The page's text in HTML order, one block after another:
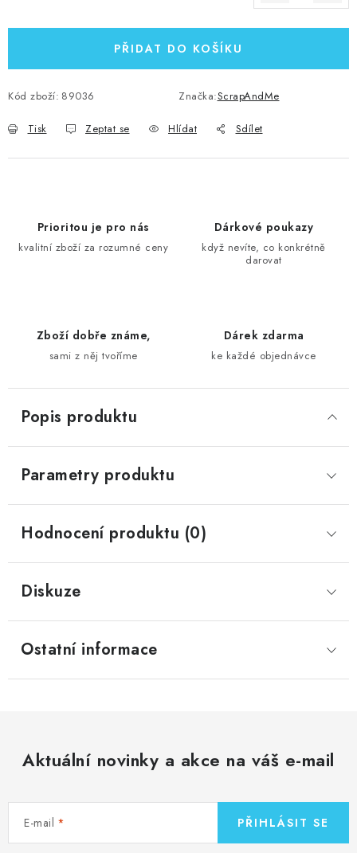
PŘIDAT DO KOŠÍKU
Kód zboží: 89036 Značka:ScrapAndMe
Tisk Zeptat se Hlídat Sdílet
Prioritou je pro nás
kvalitní zboží za rozumné ceny
Dárkové poukazy
když nevíte, co konkrétně
darovat
Zboží dobře známe,
sami z něj tvoříme
Dárek zdarma
ke každé objednávce
Popis produktu
Parametry produktu
Hodnocení produktu (0)
Diskuze
Ostatní informace
Aktuální novinky a akce na váš e-mail
E-mail PŘIHLÁSIT SE